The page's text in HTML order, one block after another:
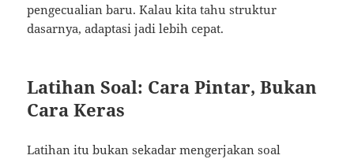
pengecualian baru. Kalau kita tahu struktur
dasarnya, adaptasi jadi lebih cepat.
Latihan Soal: Cara Pintar, Bukan
Cara Keras
Latihan itu bukan sekadar mengerjakan soal